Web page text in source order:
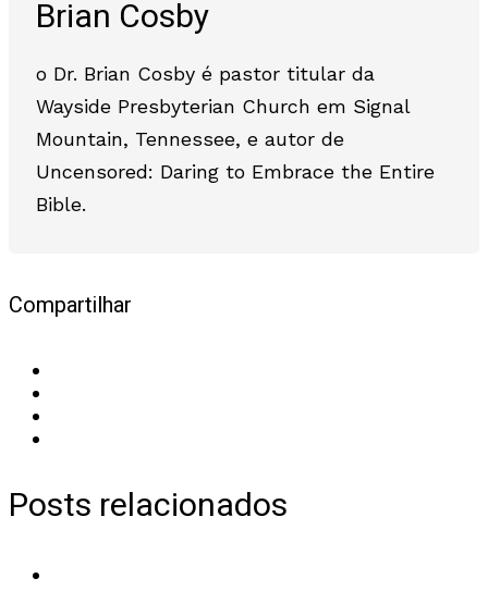
Brian Cosby
o Dr. Brian Cosby é pastor titular da
Wayside Presbyterian Church em Signal
Mountain, Tennessee, e autor de
Uncensored: Daring to Embrace the Entire
Bible.
Compartilhar
Posts relacionados